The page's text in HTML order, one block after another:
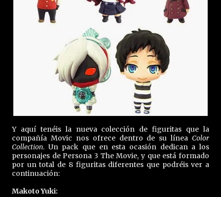
Y aquí tenéis la nueva colección de figuritas que la
compañía Movic nos ofrece dentro de su línea Color
Collection. Un pack que en esta ocasión dedican a los
personajes de Persona 3 The Movie, y que está formado
por un total de 8 figuritas diferentes que podréis ver a
continuación:
Makoto Yuki: